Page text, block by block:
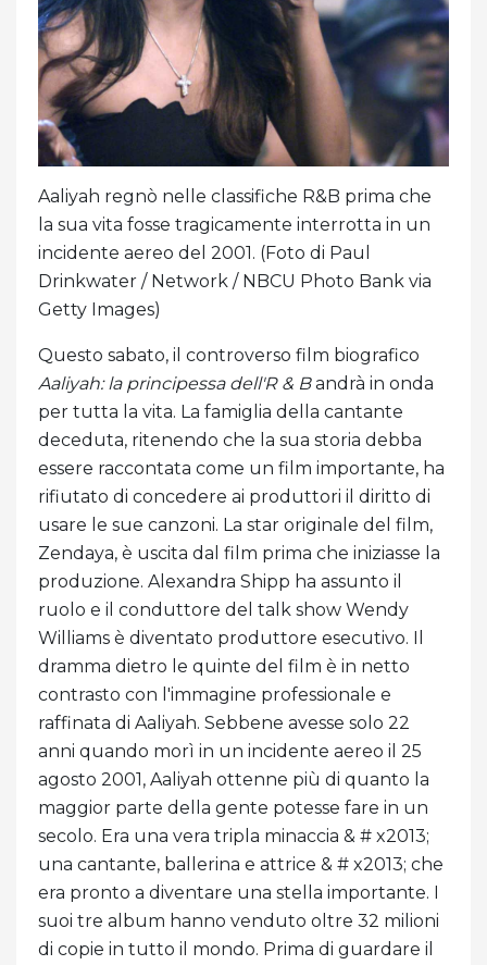
Aaliyah regnò nelle classifiche R&B prima che
la sua vita fosse tragicamente interrotta in un
incidente aereo del 2001. (Foto di Paul
Drinkwater / Network / NBCU Photo Bank via
Getty Images)
Questo sabato, il controverso film biografico
Aaliyah: la principessa dell'R & Bandrà in onda
per tutta la vita. La famiglia della cantante
deceduta, ritenendo che la sua storia debba
essere raccontata come un film importante, ha
rifiutato di concedere ai produttori il diritto di
usare le sue canzoni. La star originale del film,
Zendaya, è uscita dal film prima che iniziasse la
produzione. Alexandra Shipp ha assunto il
ruolo e il conduttore del talk show Wendy
Williams è diventato produttore esecutivo. Il
dramma dietro le quinte del film è in netto
contrasto con l'immagine professionale e
raffinata di Aaliyah. Sebbene avesse solo 22
anni quando morì in un incidente aereo il 25
agosto 2001, Aaliyah ottenne più di quanto la
maggior parte della gente potesse fare in un
secolo. Era una vera tripla minaccia & # x2013;
una cantante, ballerina e attrice & # x2013; che
era pronto a diventare una stella importante. I
suoi tre album hanno venduto oltre 32 milioni
di copie in tutto il mondo. Prima di guardare il